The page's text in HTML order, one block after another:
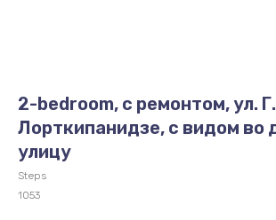
2-bedroom, с ремонтом, ул. Г.
Лорткипанидзе, с видом во
улицу
Steps
1053